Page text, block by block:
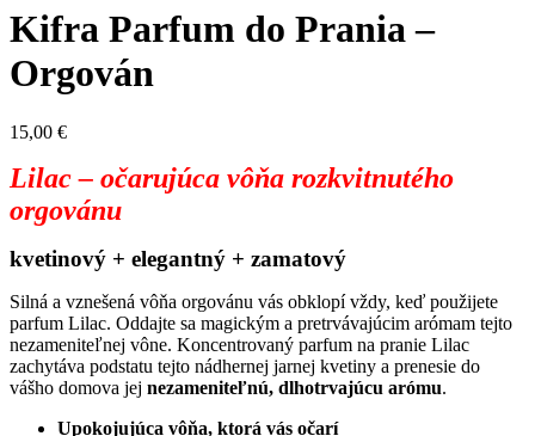
Kifra Parfum do Prania –
Orgován
15,00 €
Lilac – očarujúca vôňa rozkvitnutého
orgovánu
kvetinový + elegantný + zamatový
Silná a vznešená vôňa orgovánu vás obklopí vždy, keď použijete
parfum Lilac. Oddajte sa magickým a pretrvávajúcim arómam tejto
nezameniteľnej vône. Koncentrovaný parfum na pranie Lilac
zachytáva podstatu tejto nádhernej jarnej kvetiny a prenesie do
vášho domova jej nezameniteľnú, dlhotrvajúcu arómu.
Upokojujúca vôňa, ktorá vás očarí